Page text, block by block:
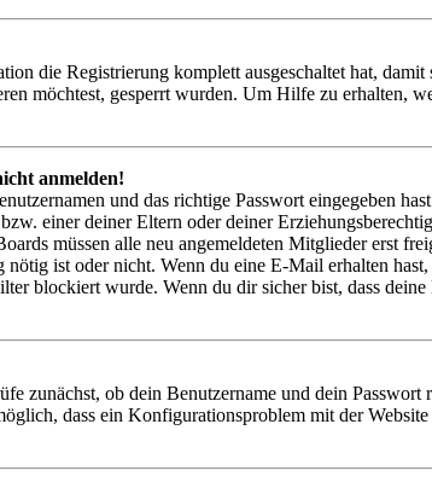
die Registrierung komplett ausgeschaltet hat,
möchtest, gesperrt wurden. Um Hilfe zu erhalten,
anmelden!
und das richtige Passwort eingegeben
einer deiner Eltern oder deiner
müssen alle neu angemeldeten Mitglieder erst
ist oder nicht. Wenn du eine E-Mail erhalten
blockiert wurde. Wenn du dir sicher bist, dass
zunächst, ob dein Benutzername und dein
dass ein Konfigurationsproblem mit der